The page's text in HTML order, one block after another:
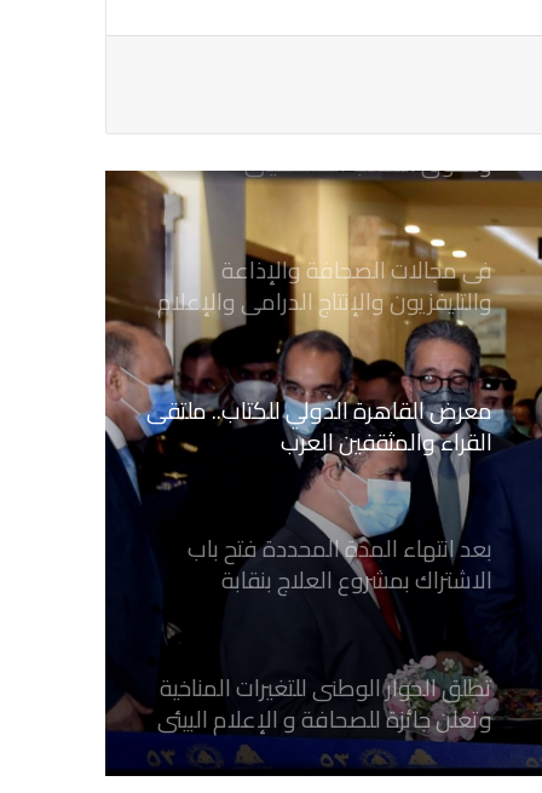
وحقوق الشعب الفلسطيني
فى مجالات الصحافة والإذاعة
والتليفزيون والإنتاج الدرامى والإعلام
الرقمي
معرض القاهرة الدولي للكتاب.. ملتقى
القراء والمثقفين العرب
بعد انتهاء المدة المحددة فتح باب
الاشتراك بمشروع العلاج بنقابة
الصحفيين المصريين
تطلق الحوار الوطنى للتغيرات المناخية
عن التغيرات المناخية
نقابة الصحفيين العراقيين تستقبل طلبة
كلية الإعلام بجامعة المستقبل في بابل